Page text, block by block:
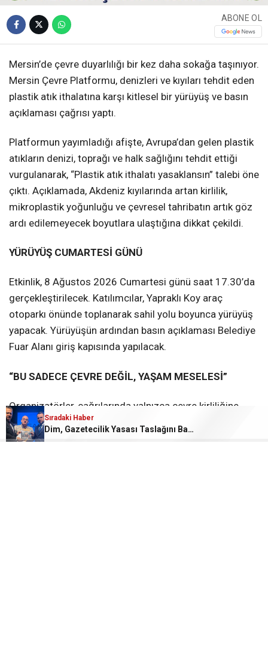
Sıradaki Haber
Dim, Gazetecilik Yasası Taslağını Bakan Gürlek’e Sundu
ABONE OL
Mersin’de çevre duyarlılığı bir kez daha sokağa taşınıyor.
Mersin Çevre Platformu, denizleri ve kıyıları tehdit eden
plastik atık ithalatına karşı kitlesel bir yürüyüş ve basın
açıklaması çağrısı yaptı.
Platformun yayımladığı afişte, Avrupa’dan gelen plastik
atıkların denizi, toprağı ve halk sağlığını tehdit ettiği
vurgulanarak, “Plastik atık ithalatı yasaklansın” talebi öne
çıktı. Açıklamada, Akdeniz kıyılarında artan kirlilik,
mikroplastik yoğunluğu ve çevresel tahribatın artık göz
ardı edilemeyecek boyutlara ulaştığına dikkat çekildi.
YÜRÜYÜŞ CUMARTESİ GÜNÜ
Etkinlik, 8 Ağustos 2026 Cumartesi günü saat 17.30’da
gerçekleştirilecek. Katılımcılar, Yapraklı Koy araç
otoparkı önünde toplanarak sahil yolu boyunca yürüyüş
yapacak. Yürüyüşün ardından basın açıklaması Belediye
Fuar Alanı giriş kapısında yapılacak.
“BU SADECE ÇEVRE DEĞİL, YAŞAM MESELESİ”
Organizatörler, çağrılarında yalnızca çevre kirliliğine
değil, halk sağlığına da dikkat çekti. Deniz ekosisteminin
bozulmasının balıkçılıktan turizme kadar birçok alanı